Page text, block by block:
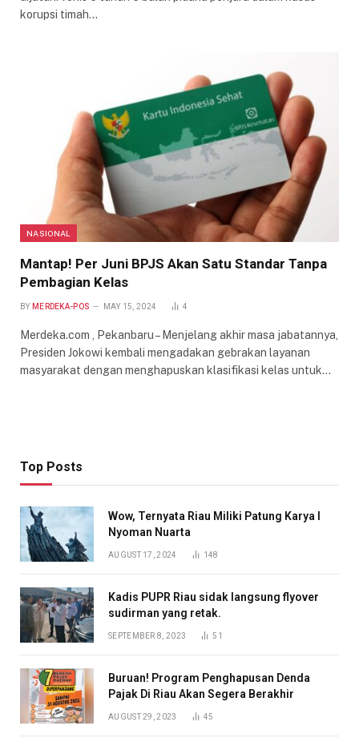
korupsi timah…
NASIONAL
Mantap! Per Juni BPJS Akan Satu Standar Tanpa
Pembagian Kelas
BY MERDEKA-POS MAY 15, 2024 4
Merdeka.com , Pekanbaru – Menjelang akhir masa jabatannya,
Presiden Jokowi kembali mengadakan gebrakan layanan
masyarakat dengan menghapuskan klasifikasi kelas untuk…
Top Posts
Wow, Ternyata Riau Miliki Patung Karya I
Nyoman Nuarta
AUGUST 17, 2024 148
Kadis PUPR Riau sidak langsung flyover
sudirman yang retak.
SEPTEMBER 8, 2023 51
Buruan! Program Penghapusan Denda
Pajak Di Riau Akan Segera Berakhir
AUGUST 29, 2023 45